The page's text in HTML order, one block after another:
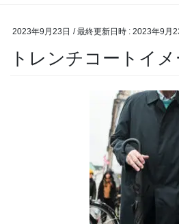
2023年9月23日 / 最終更新日時 : 2023年9月
トレンチコートイメ